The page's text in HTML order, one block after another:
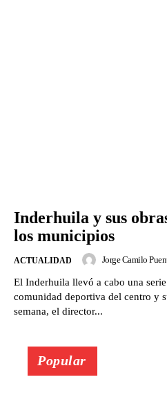
Inderhuila y sus
los municipios
ACTUALIDAD Jorge Camilo
El Inderhuila llevó a cabo una
comunidad deportiva del centro y
semana, el director...
Popular